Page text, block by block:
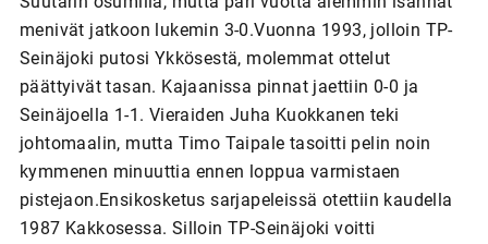
menivät jatkoon lukemin 3-0.Vuonna 1993, jolloin TP-
Seinäjoki putosi Ykkösestä, molemmat ottelut
päättyivät tasan. Kajaanissa pinnat jaettiin 0-0 ja
Seinäjoella 1-1. Vieraiden Juha Kuokkanen teki
johtomaalin, mutta Timo Taipale tasoitti pelin noin
kymmenen minuuttia ennen loppua varmistaen
pistejaon.Ensikosketus sarjapeleissä otettiin kaudella
1987 Kakkosessa. Silloin TP-Seinäjoki voitti